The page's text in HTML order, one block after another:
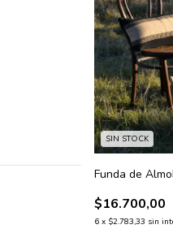
SIN STOCK
Funda de
$16.700,00
6 x $2.783,33 sin